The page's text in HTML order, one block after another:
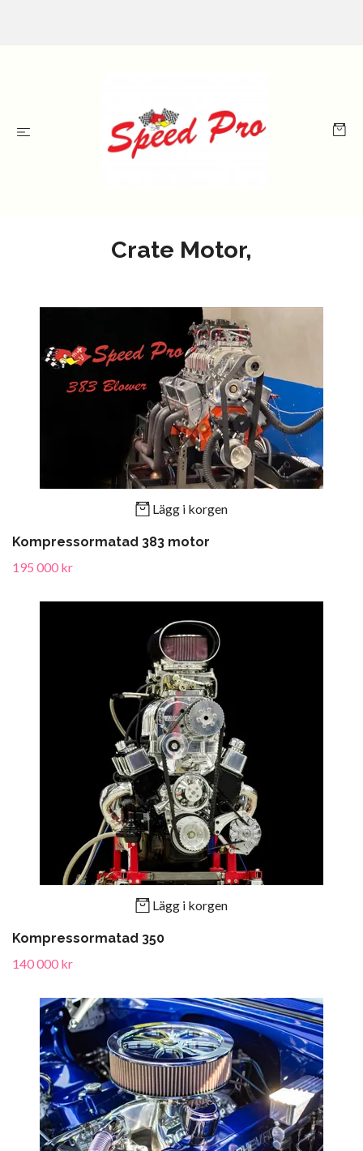
Crate Motor,
Lägg i korgen
Kompressormatad 383 motor
195 000 kr
Lägg i korgen
Kompressormatad 350
140 000 kr